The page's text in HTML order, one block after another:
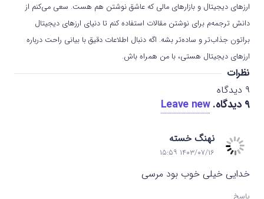
ارزهای دیجیتال و بازارهای مالی که عاشق نوشتن هم هست. سعی می‌کنم از
دانش ترجمه‌م برای نوشتن مقالات استفاده کنم تا دنیای ارزهای دیجیتال
براتون جذاب‌تر و ساده‌تر بشه. اگه دنبال اطلاعات دقیق با بیانی راحت درباره
ارزهای دیجیتال هستی، با من همراه باش.
نظرات
۹ دیدگاه
۹ دیدگاه.
Leave new
نهنگ خسته
۱۴۰۳/۰۷/۱۶ ۱۵:۵۹
خدایی خیلی خوب بود مرسی
پاسخ